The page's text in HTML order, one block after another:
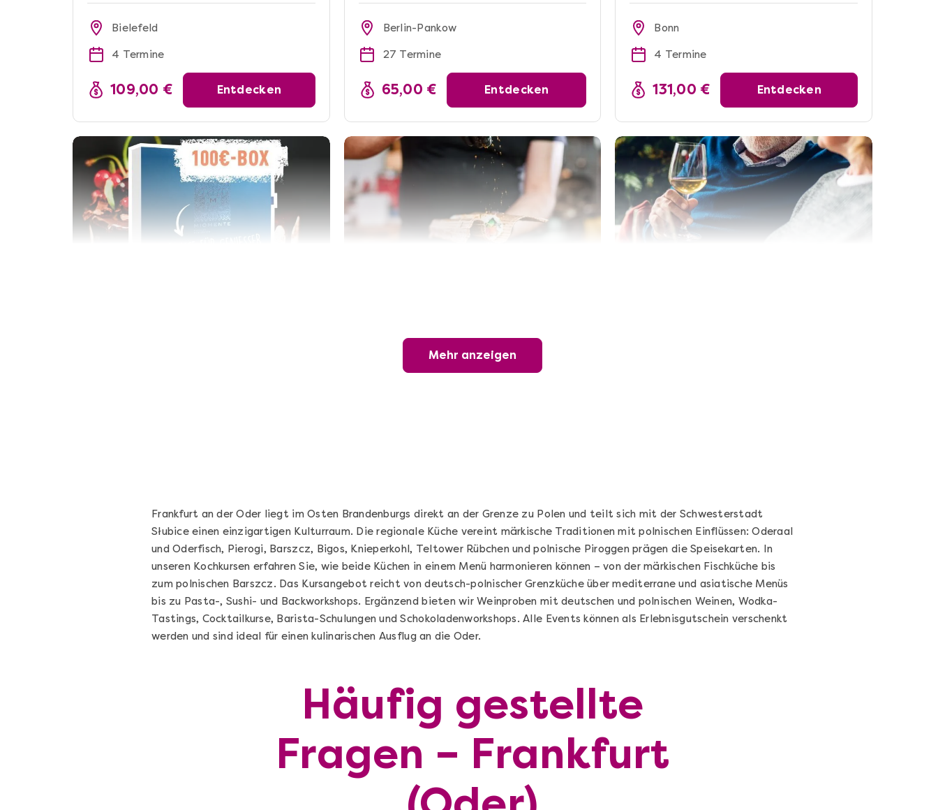
Bielefeld
4 Termine
109,00 € Entdecken
Berlin-Pankow
27 Termine
65,00 € Entdecken
Bonn
4 Termine
131,00 € Entdecken
Online Sushi Kochkurs: Alles rund um die
perfekte Maki-Rolle!
Vom richtigen Kneten und dem perfekten
Sugo: Pizza ideale im Online-Kochkurs
Sushi Selber Machen - DIY-Set
Sushi Starter Set: DIY-Box mit Videokurs
Cocktails Selber Machen - DIY-
Cocktail Starter Set: DIY-Box mit
Videokurs
Mehr anzeigen
Frankfurt an der Oder liegt im Osten Brandenburgs direkt an der Grenze zu Polen und teilt sich mit der Schwesterstadt
Słubice einen einzigartigen Kulturraum. Die regionale Küche vereint märkische Traditionen mit polnischen Einflüssen: Oderaal
und Oderfisch, Pierogi, Barszcz, Bigos, Knieperkohl, Teltower Rübchen und polnische Piroggen prägen die Speisekarten. In
unseren Kochkursen erfahren Sie, wie beide Küchen in einem Menü harmonieren können – von der märkischen Fischküche bis
zum polnischen Barszcz. Das Kursangebot reicht von deutsch-polnischer Grenzküche über mediterrane und asiatische Menüs
bis zu Pasta-, Sushi- und Backworkshops. Ergänzend bieten wir Weinproben mit deutschen und polnischen Weinen, Wodka-
Tastings, Cocktailkurse, Barista-Schulungen und Schokoladenworkshops. Alle Events können als Erlebnisgutschein verschenkt
werden und sind ideal für einen kulinarischen Ausflug an die Oder.
Häufig gestellte
Fragen – Frankfurt